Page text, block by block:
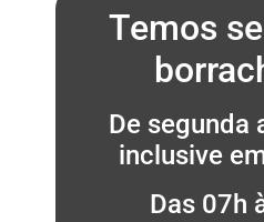
Temos
De segunda
inclusive
Das 07h